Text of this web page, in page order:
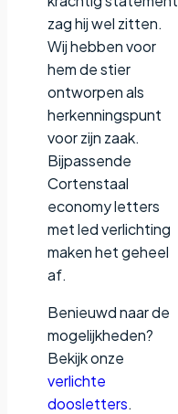
zag hij wel zitten.
Wij hebben voor
hem de stier
ontworpen als
herkenningspunt
voor zijn zaak.
Bijpassende
Cortenstaal
economy letters
met led verlichting
maken het geheel
af.
Benieuwd naar de
mogelijkheden?
Bekijk onze
verlichte
doosletters.